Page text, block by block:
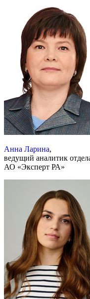
Анна Ларина,
ведущий аналитик
АО «Эксперт РА»